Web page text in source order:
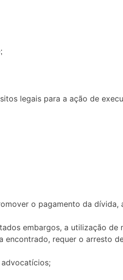
legais para a ação de
o pagamento da
embargos, a utilização
requer o arresto